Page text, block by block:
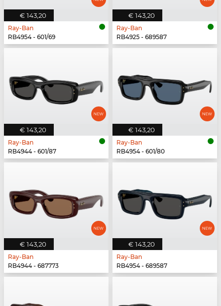
€ 143,20
Ray-Ban
RB4954 - 601/69
€ 143,20
Ray-Ban
RB4925 - 689587
€ 143,20
Ray-Ban
RB4944 - 601/87
€ 143,20
Ray-Ban
RB4954 - 601/80
€ 143,20
Ray-Ban
RB4944 - 687773
€ 143,20
Ray-Ban
RB4954 - 689587